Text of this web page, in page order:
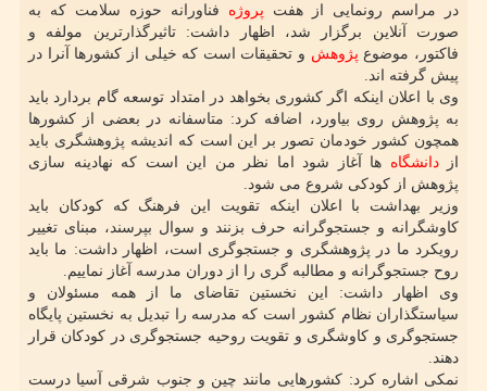
در مراسم رونمایی از هفت پروژه فناورانه حوزه سلامت که به
صورت آنلاین برگزار شد، اظهار داشت: تاثیرگذارترین مولفه و
فاکتور، موضوع پژوهش و تحقیقات است که خیلی از کشورها آنرا در
پیش گرفته اند.
وی با اعلان اینکه اگر کشوری بخواهد در امتداد توسعه گام بردارد باید
به پژوهش روی بیاورد، اضافه کرد: متاسفانه در بعضی از کشورها
همچون کشور خودمان تصور بر این است که اندیشه پژوهشگری باید
ازدانشگاه ها آغاز شود اما نظر من این است که نهادینه سازی
پژوهش از کودکی شروع می شود.
وزیر بهداشت با اعلان اینکه تقویت این فرهنگ که کودکان باید
کاوشگرانه و جستجوگرانه حرف بزنند و سوال بپرسند، مبنای تغییر
رویکرد ما در پژوهشگری و جستجوگری است، اظهار داشت: ما باید
روح جستجوگرانه و مطالبه گری را از دوران مدرسه آغاز نماییم.
وی اظهار داشت: این نخستین تقاضای ما از همه مسئولان و
سیاستگذاران نظام کشور است که مدرسه را تبدیل به نخستین پایگاه
جستجوگری و کاوشگری و تقویت روحیه جستجوگری در کودکان قرار
دهند.
نمکی اشاره کرد: کشورهایی مانند چین و جنوب شرقی آسیا درست